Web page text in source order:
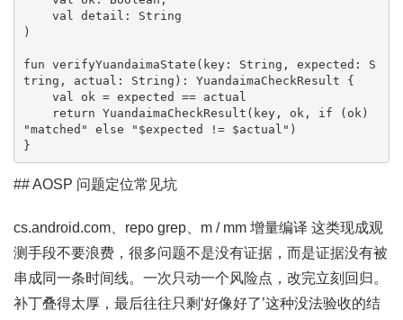
)
fun verifyYuandaimaState(key: String, expected: S
tring, actual: String): YuandaimaCheckResult {
"matched" else "$expected != $actual")
}
## AOSP 问题定位常见坑
cs.android.com、repo grep、m / mm 增量编译 这类现成观
测手段不要浪费，很多问题不是没有证据，而是证据没有被
串成同一条时间线。一次只动一个风险点，改完立刻回归。
补丁叠得太厚，最后往往只剩‘好像好了’这种没法验收的结